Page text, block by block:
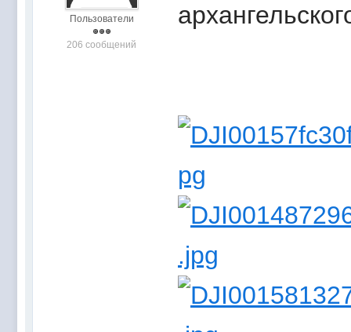
Пользователи
206 сообщений